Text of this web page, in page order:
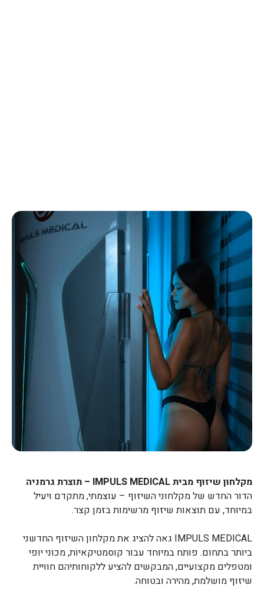
מקלחון שיזוף מבית IMPULS MEDICAL – תוצרת גרמניה
הדור החדש של מקלחוני השיזוף – עוצמתי, מתקדם ויעיל
במיוחד, עם תוצאות שיזוף מרשימות בזמן קצר.
IMPULS MEDICAL גאה להציג את מקלחון השיזוף החדשני
ביותר בתחום. פותח במיוחד עבור קוסמטיקאיות, מכוני יופי
ומטפלים מקצועיים, המבקשים להציע ללקוחותיהם חוויית
שיזוף מושלמת, מהירה ובטוחה.